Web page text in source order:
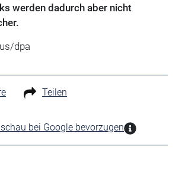
werden dadurch aber nicht
dpa
Teilen
bei Google bevorzugen